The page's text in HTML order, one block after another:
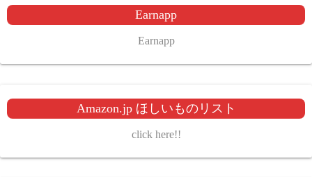
り
Earnapp
Earnapp
Amazon.jp ほしいものリスト
click here!!